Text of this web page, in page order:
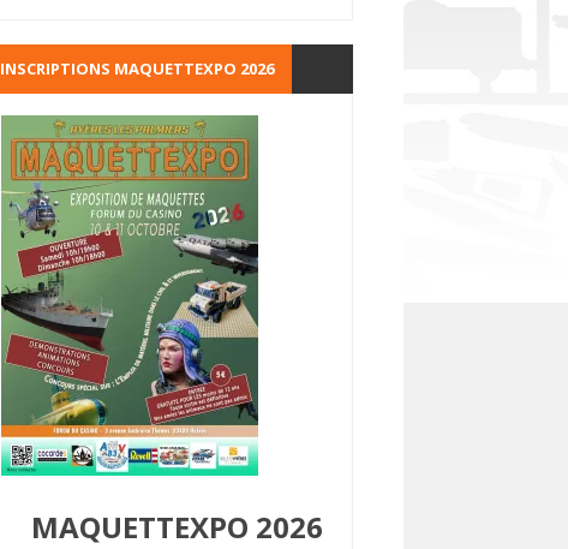
INSCRIPTIONS MAQUETTEXPO 2026
MAQUETTEXPO 2026